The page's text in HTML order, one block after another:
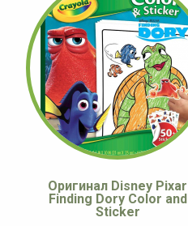
Оригинал Disney Pixar
Finding Dory Color and
Sticker